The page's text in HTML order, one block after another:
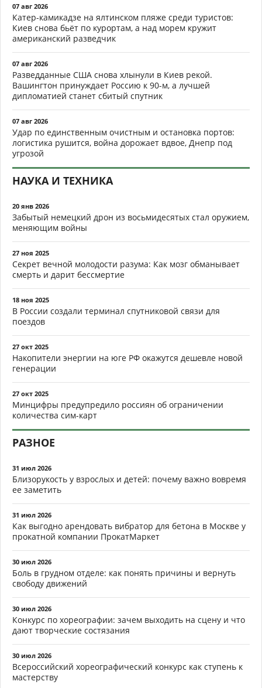
07 авг 2026
Катер-камикадзе на ялтинском пляже среди туристов:
Киев снова бьёт по курортам, а над морем кружит
американский разведчик
07 авг 2026
Разведданные США снова хлынули в Киев рекой.
Вашингтон принуждает Россию к 90-м, а лучшей
дипломатией станет сбитый спутник
07 авг 2026
Удар по единственным очистным и остановка портов:
логистика рушится, война дорожает вдвое, Днепр под
угрозой
НАУКА И ТЕХНИКА
20 янв 2026
Забытый немецкий дрон из восьмидесятых стал оружием,
меняющим войны
27 ноя 2025
Секрет вечной молодости разума: Как мозг обманывает
смерть и дарит бессмертие
18 ноя 2025
В России создали терминал спутниковой связи для
поездов
27 окт 2025
Накопители энергии на юге РФ окажутся дешевле новой
генерации
27 окт 2025
Минцифры предупредило россиян об ограничении
количества сим-карт
РАЗНОЕ
31 июл 2026
Близорукость у взрослых и детей: почему важно вовремя
ее заметить
31 июл 2026
Как выгодно арендовать вибратор для бетона в Москве у
прокатной компании ПрокатМаркет
30 июл 2026
Боль в грудном отделе: как понять причины и вернуть
свободу движений
30 июл 2026
Конкурс по хореографии: зачем выходить на сцену и что
дают творческие состязания
30 июл 2026
Всероссийский хореографический конкурс как ступень к
мастерству